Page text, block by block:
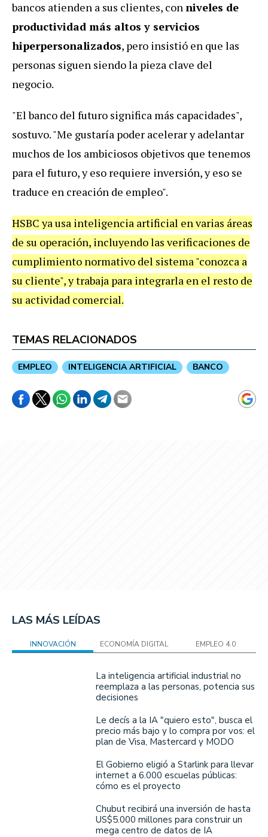
bancos atienden a sus clientes, conniveles de
productividad más altos y servicios
hiperpersonalizados, pero insistió en que las
personas siguen siendo la pieza clave del
negocio.
"El banco del futuro significa más capacidades",
sostuvo. "Me gustaría poder acelerar y adelantar
muchos de los ambiciosos objetivos que tenemos
para el futuro, y eso requiere inversión, y eso se
traduce en creación de empleo".
HSBC ya usa inteligencia artificial en varias áreas
de su operación, incluyendo las verificaciones de
cumplimiento normativo del sistema "conozca a
su cliente", y trabaja para integrarla en el resto de
su actividad comercial.
TEMAS RELACIONADOS
EMPLEO INTELIGENCIA ARTIFICIAL BANCO
LAS MÁS LEÍDAS
INNOVACIÓN ECONOMÍA DIGITAL EMPLEO 4.0
La inteligencia artificial industrial no
reemplaza a las personas, potencia sus
decisiones
Le decís a la IA "quiero esto", busca el
precio más bajo y lo compra por vos: el
plan de Visa, Mastercard y MODO
El Gobierno eligió a Starlink para llevar
internet a 6.000 escuelas públicas:
cómo es el proyecto
Chubut recibirá una inversión de hasta
US$5.000 millones para construir un
mega centro de datos de IA